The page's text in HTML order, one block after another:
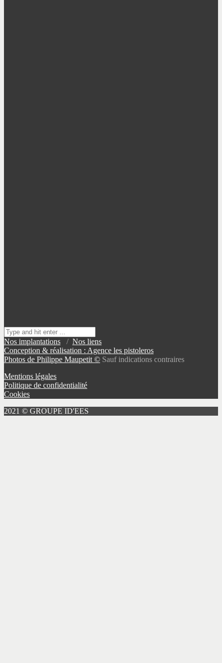
Nos implantations / Nos liens
Conception & réalisation : Agence les pistoleros
Photos de Philippe Maupetit © Sauf indications contraires
Mentions légales
Politique de confidentialité
Cookies
2021 © GROUPE ID'EES